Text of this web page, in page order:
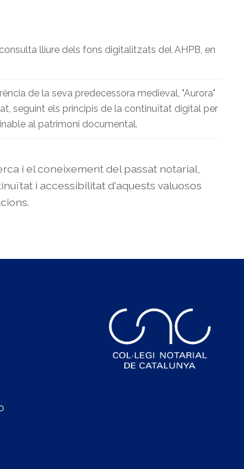
lliure dels fons digitalitzats del AHPB, en
de la seva predecessora medieval, "Aurora"
seguint els principis de la continuïtat digital per
al patrimoni documental.
i el coneixement del passat notarial,
i accessibilitat d'aquests valuosos